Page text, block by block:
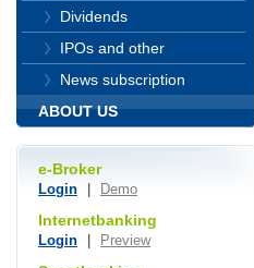
Dividends
IPOs and other
News subscription
ABOUT US
e-Broker
Login Demo
Internetbanking
Login Preview